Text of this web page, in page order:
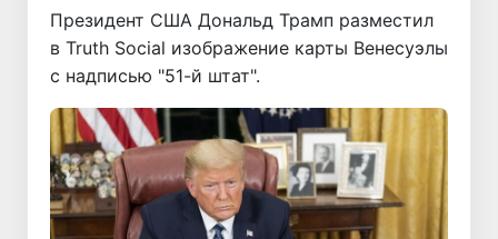
Президент США Дональд Трамп разместил
в Truth Social изображение карты Венесуэлы
с надписью "51-й штат".